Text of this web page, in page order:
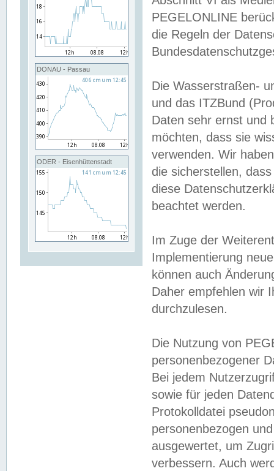
DONAU - Passau
ODER - Eisenhüttenstadt
PEGELONLINE
die Regeln der
Die Wasserstraßen-
und das ITZBund
Daten sehr ernst und
möchten, dass sie
verwenden. Wir
die sicherstellen,
diese
beachtet werden.
Im Zuge der
Implementierung
können auch
Daher empfehlen wir
durchzulesen.
Die Nutzung von
personenbezogener
Bei jedem
sowie für jeden
Protokolldatei
personenbezogen
ausgewertet, um
verbessern. Auch